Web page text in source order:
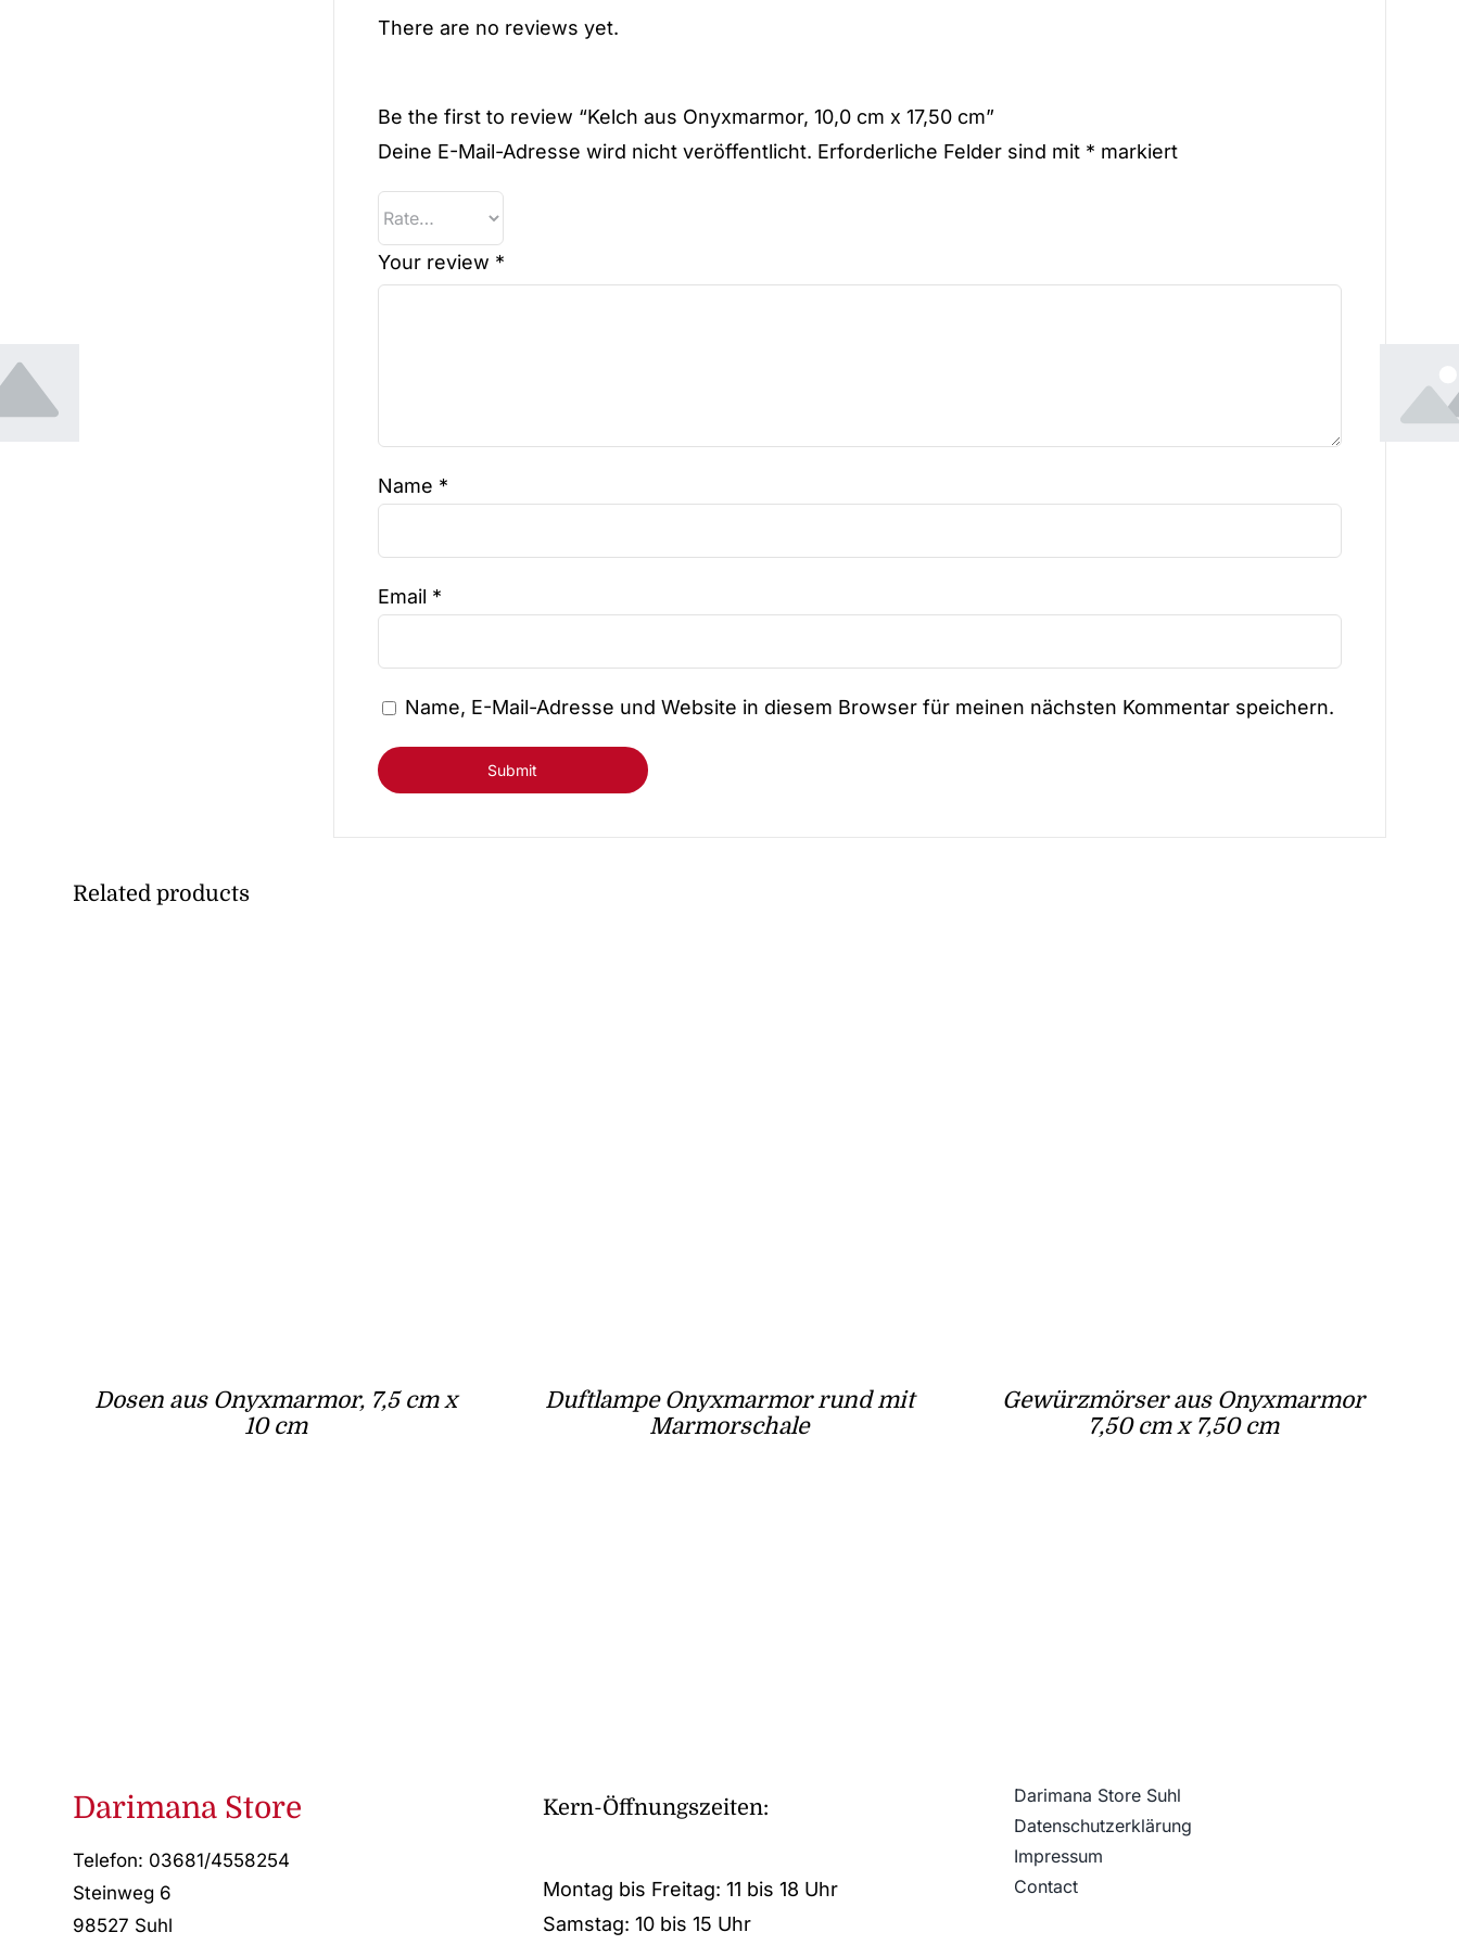
There are no reviews yet.
Be the first to review “Kelch aus Onyxmarmor, 10,0 cm x 17,50 cm”
Deine E-Mail-Adresse wird nicht veröffentlicht. Erforderliche Felder sind mit * markiert
Your review *
Name *
Email *
Name, E-Mail-Adresse und Website in diesem Browser für meinen nächsten Kommentar speichern.
Related products
Dosen aus Onyxmarmor, 7,5 cm x
10 cm
Duftlampe Onyxmarmor rund mit
Marmorschale
Gewürzmörser aus Onyxmarmor
7,50 cm x 7,50 cm
Darimana Store
Telefon: 03681/4558254
Steinweg 6
98527 Suhl
Kern-Öffnungszeiten:
Montag bis Freitag: 11 bis 18 Uhr
Samstag: 10 bis 15 Uhr
Darimana Store Suhl
Datenschutz­erklärung
Impressum
Contact